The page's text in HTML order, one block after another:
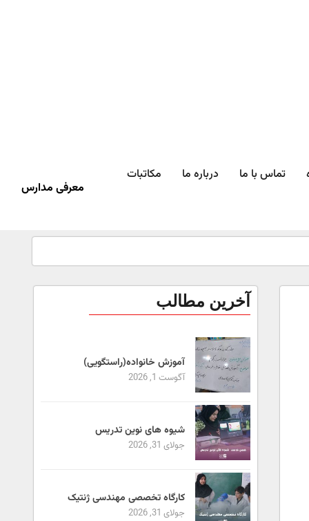
تماس با ما درباره ما
مکاتبات
معرفی مدارس
آخرین مطالب
آموزش خانواده(راستگویی)
آگوست 1, 2026
شیوه های نوین تدریس
جولای 31, 2026
کارگاه تخصصی مهندسی ژنتیک
جولای 31, 2026